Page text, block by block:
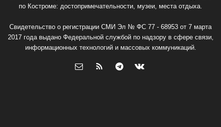
по Костроме: достопримечательности, музеи, места отдыха.
Свидетельство о регистрации СМИ Эл № ФС 77 - 68953 от 7 марта
2017 года выдано Федеральной службой по надзору в сфере связи,
информационных технологий и массовых коммуникаций.